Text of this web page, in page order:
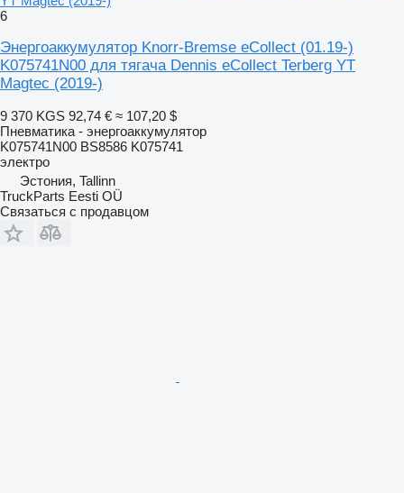
6
Энергоаккумулятор Knorr-Bremse eCollect (01.19-)
K075741N00 для тягача Dennis eCollect Terberg YT
Magtec (2019-)
9 370 KGS 92,74 € ≈ 107,20 $
Пневматика - энергоаккумулятор
K075741N00 BS8586 K075741
электро
Эстония, Tallinn
TruckParts Eesti OÜ
Связаться с продавцом